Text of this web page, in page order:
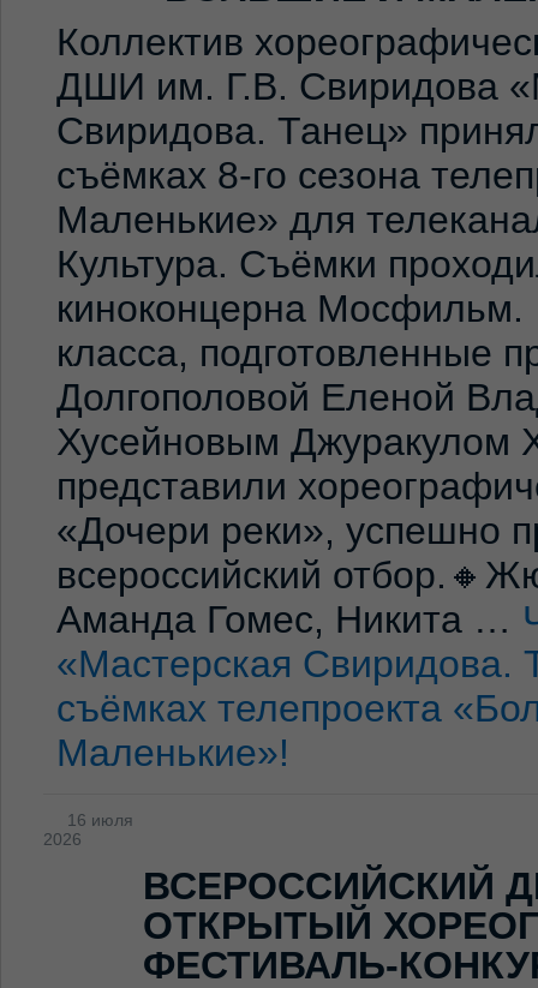
Коллектив
ДШИ им. Г.В. Свиридова
Свиридова. Танец»
съёмках 8-го сезона
Маленькие» для
Культура. Съёмки
киноконцерна Мосфильм.
класса, подготовленные
Долгополовой Еленой
Хусейновым Джуракулом
представили
«Дочери реки», успешно
всероссийский
Аманда Гомес, Никита …
«Мастерская Свиридова.
съёмках телепроекта
Маленькие»!
16 июля
2026
ВСЕРОССИЙСКИЙ
ОТКРЫТЫЙ
ФЕСТИВАЛЬ-